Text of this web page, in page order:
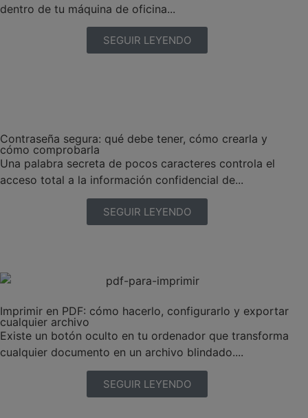
dentro de tu máquina de oficina...
SEGUIR LEYENDO
Contraseña segura: qué debe tener, cómo crearla y
cómo comprobarla
Una palabra secreta de pocos caracteres controla el
acceso total a la información confidencial de...
SEGUIR LEYENDO
Imprimir en PDF: cómo hacerlo, configurarlo y exportar
cualquier archivo
Existe un botón oculto en tu ordenador que transforma
cualquier documento en un archivo blindado....
SEGUIR LEYENDO